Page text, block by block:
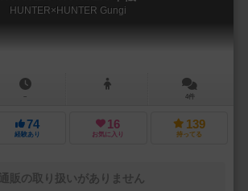
HUNTER×HUNTER Gungi
－ 4件
74
経験あり
16
お気に入り
139
持ってる
通販の取り扱いがありません